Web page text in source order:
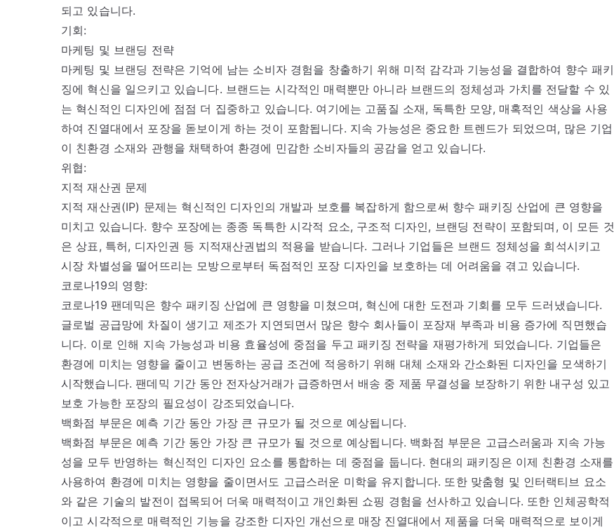
되고 있습니다.
기회:
마케팅 및 브랜딩 전략
마케팅 및 브랜딩 전략은 기억에 남는 소비자 경험을 창출하기 위해 미적 감각과 기능성을 결합하여 향수 패키
징에 혁신을 일으키고 있습니다. 브랜드는 시각적인 매력뿐만 아니라 브랜드의 정체성과 가치를 전달할 수 있
는 혁신적인 디자인에 점점 더 집중하고 있습니다. 여기에는 고품질 소재, 독특한 모양, 매혹적인 색상을 사용
하여 진열대에서 포장을 돋보이게 하는 것이 포함됩니다. 지속 가능성은 중요한 트렌드가 되었으며, 많은 기업
이 친환경 소재와 관행을 채택하여 환경에 민감한 소비자들의 공감을 얻고 있습니다.
위협:
지적 재산권 문제
지적 재산권(IP) 문제는 혁신적인 디자인의 개발과 보호를 복잡하게 함으로써 향수 패키징 산업에 큰 영향을
미치고 있습니다. 향수 포장에는 종종 독특한 시각적 요소, 구조적 디자인, 브랜딩 전략이 포함되며, 이 모든 것
은 상표, 특허, 디자인권 등 지적재산권법의 적용을 받습니다. 그러나 기업들은 브랜드 정체성을 희석시키고
시장 차별성을 떨어뜨리는 모방으로부터 독점적인 포장 디자인을 보호하는 데 어려움을 겪고 있습니다.
코로나19의 영향:
코로나19 팬데믹은 향수 패키징 산업에 큰 영향을 미쳤으며, 혁신에 대한 도전과 기회를 모두 드러냈습니다.
글로벌 공급망에 차질이 생기고 제조가 지연되면서 많은 향수 회사들이 포장재 부족과 비용 증가에 직면했습
니다. 이로 인해 지속 가능성과 비용 효율성에 중점을 두고 패키징 전략을 재평가하게 되었습니다. 기업들은
환경에 미치는 영향을 줄이고 변동하는 공급 조건에 적응하기 위해 대체 소재와 간소화된 디자인을 모색하기
시작했습니다. 팬데믹 기간 동안 전자상거래가 급증하면서 배송 중 제품 무결성을 보장하기 위한 내구성 있고
보호 가능한 포장의 필요성이 강조되었습니다.
백화점 부문은 예측 기간 동안 가장 큰 규모가 될 것으로 예상됩니다.
백화점 부문은 예측 기간 동안 가장 큰 규모가 될 것으로 예상됩니다. 백화점 부문은 고급스러움과 지속 가능
성을 모두 반영하는 혁신적인 디자인 요소를 통합하는 데 중점을 둡니다. 현대의 패키징은 이제 친환경 소재를
사용하여 환경에 미치는 영향을 줄이면서도 고급스러운 미학을 유지합니다. 또한 맞춤형 및 인터랙티브 요소
와 같은 기술의 발전이 접목되어 더욱 매력적이고 개인화된 쇼핑 경험을 선사하고 있습니다. 또한 인체공학적
이고 시각적으로 매력적인 기능을 강조한 디자인 개선으로 매장 진열대에서 제품을 더욱 매력적으로 보이게